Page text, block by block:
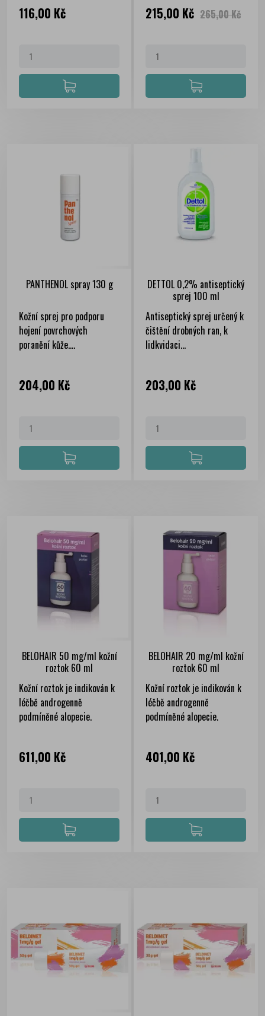
Cena
116,00 Kč Cena
215,00 Kč Běžná
265,00 Kč
PANTHENOL spray 130 g
Kožní sprej pro podporu
hojení povrchových
poranění kůže....
Cena
204,00 Kč
DETTOL 0,2% antiseptický
sprej 100 ml
Antiseptický sprej určený k
čištění drobných ran, k
lidkvidaci...
Cena
203,00 Kč
BELOHAIR 50 mg/ml kožní
roztok 60 ml
Kožní roztok je indikován k
léčbě androgenně
podmíněné alopecie.
Cena
611,00 Kč
BELOHAIR 20 mg/ml kožní
roztok 60 ml
Kožní roztok je indikován k
léčbě androgenně
podmíněné alopecie.
Cena
401,00 Kč